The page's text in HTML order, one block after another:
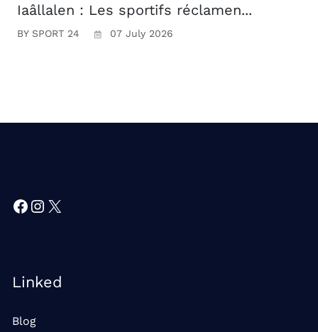
Iaâllalen : Les sportifs réclamen...
BY SPORT 24 07 July 2026
Facebook
Instagram
X
Linked
Blog